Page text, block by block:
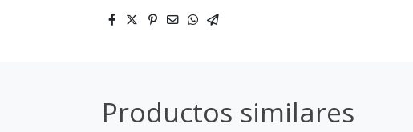
Productos similares